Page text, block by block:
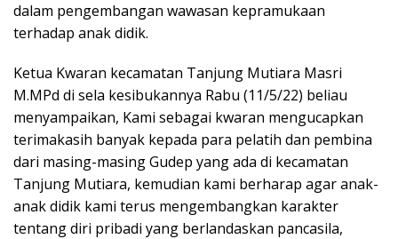
dalam pengembangan wawasan kepramukaan
terhadap anak didik.
Ketua Kwaran kecamatan Tanjung Mutiara Masri
M.MPd di sela kesibukannya Rabu (11/5/22) beliau
menyampaikan, Kami sebagai kwaran mengucapkan
terimakasih banyak kepada para pelatih dan pembina
dari masing-masing Gudep yang ada di kecamatan
Tanjung Mutiara, kemudian kami berharap agar anak-
anak didik kami terus mengembangkan karakter
tentang diri pribadi yang berlandaskan pancasila,